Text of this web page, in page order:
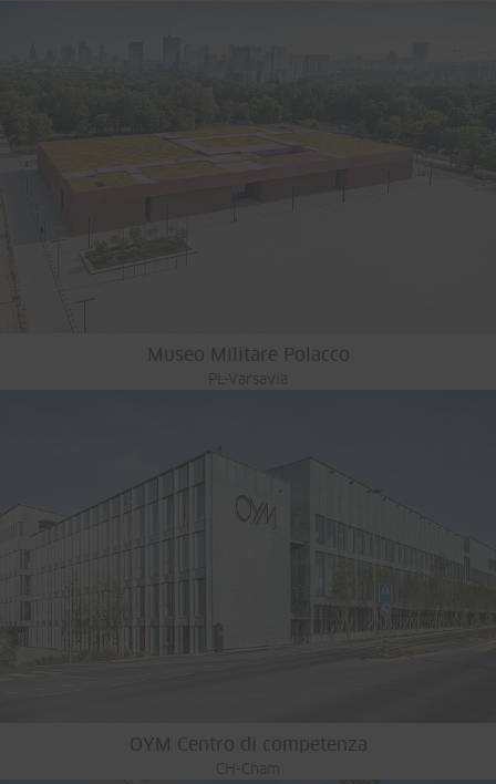
Museo Militare Polacco
PL-Varsavia
OYM Centro di competenza
CH-Cham